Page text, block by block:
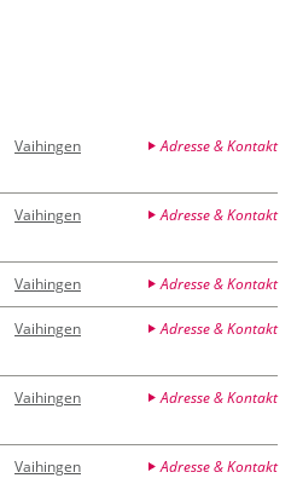
Vaihingen Adresse & Kontakt
Vaihingen Adresse & Kontakt
Vaihingen Adresse & Kontakt
Vaihingen Adresse & Kontakt
Vaihingen Adresse & Kontakt
Vaihingen Adresse & Kontakt